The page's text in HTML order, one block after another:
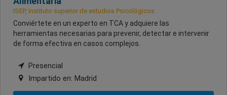
ISEP, Instituto superior de estudios Psicológicos
Conviértete en un experto en TCA y adquiere las
herramientas necesarias para prevenir, detectar e intervenir
de forma efectiva en casos complejos.
Presencial
Impartido en: Madrid